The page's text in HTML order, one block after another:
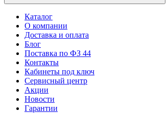
Каталог
О компании
Доставка и оплата
Блог
Поставка по ФЗ 44
Контакты
Кабинеты под ключ
Сервисный центр
Акции
Новости
Гарантии